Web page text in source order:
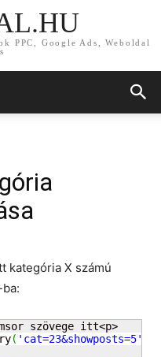
PPC, Google Ads, Weboldal
kategória X számú
( 'cat=23&showposts=5'